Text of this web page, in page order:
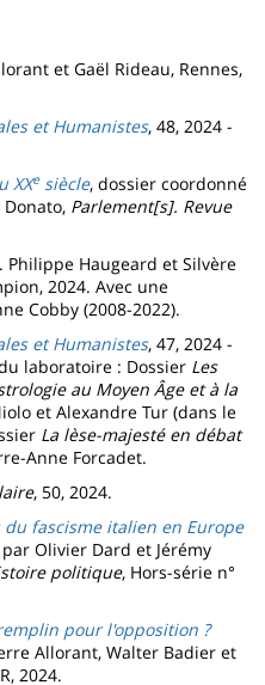
et Gaël Rideau, Rennes,
et Humanistes, 48, 2024 -
XXesiècle, dossier coordonné
Parlement[s]. Revue
Philippe Haugeard et Silvère
2024. Avec une
Cobby (2008-2022).
et Humanistes, 47, 2024 -
laboratoire : Dossier Les
au Moyen Âge et à la
et Alexandre Tur (dans le
La lèse-majesté en débat
Anne Forcadet.
, 50, 2024.
fascisme italien en Europe
Olivier Dard et Jérémy
politique, Hors-série n°
pour l'opposition ?
Allorant, Walter Badier et
2024.